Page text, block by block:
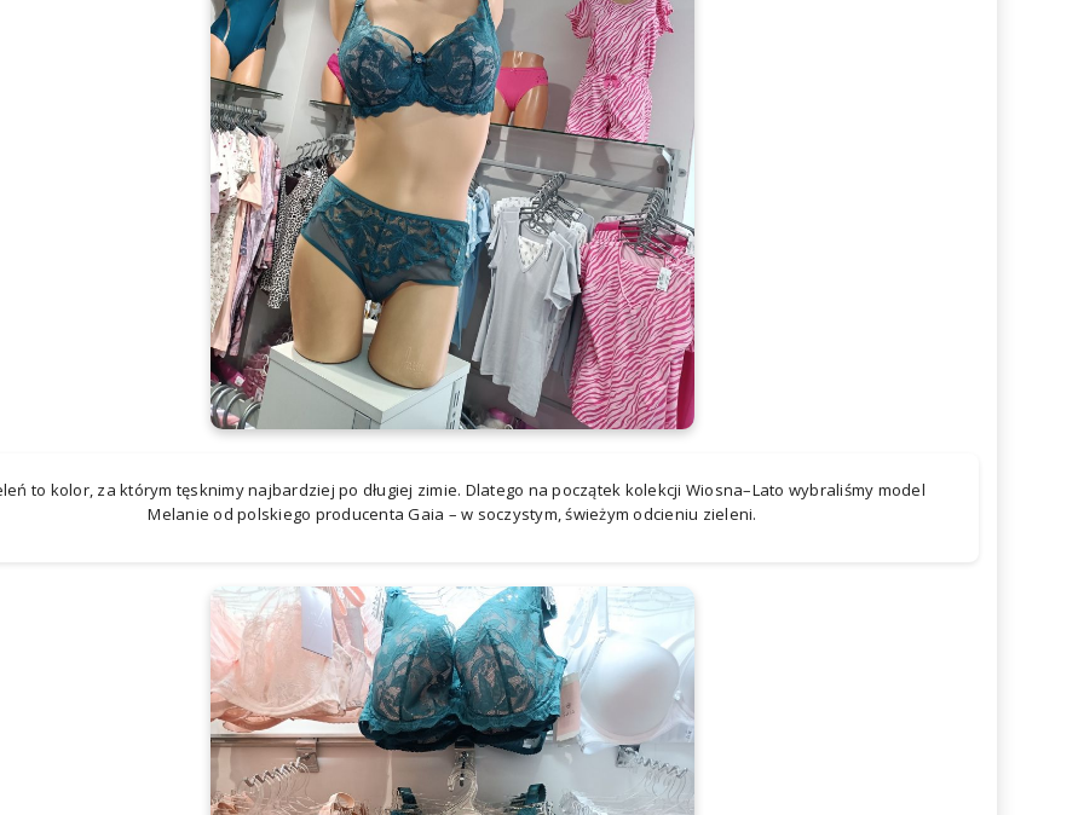
to kolor, za którym tęsknimy najbardziej po długiej zimie. Dlatego na początek kolekcji Wiosna–Lato wybraliśmy model
Melanie od polskiego producenta Gaia – w soczystym, świeżym odcieniu zieleni.